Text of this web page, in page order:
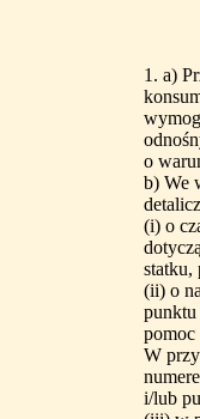
1. a)
o
b) We
(i) o
statku,
(ii) o
punktu
pomoc
W
i/lub